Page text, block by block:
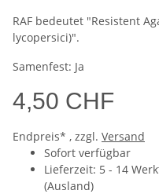
RAF bedeutet "Resistent
lycopersici)".
Samenfest: Ja
4,50 CHF
Endpreis* , zzgl. Versand
Sofort verfügbar
Lieferzeit: 5 - 14
(Ausland)